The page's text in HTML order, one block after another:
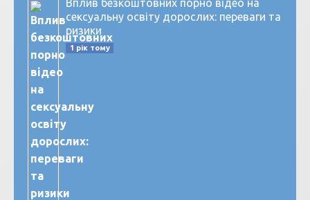
Вплив безкоштовних порно відео на
сексуальну освіту дорослих: переваги та
ризики
1 рік тому